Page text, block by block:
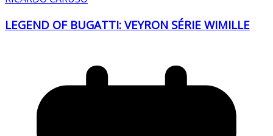
LEGEND OF BUGATTI: VEYRON SÉRIE WIMILLE